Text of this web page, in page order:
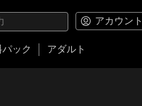
アカウント
ック アダルト